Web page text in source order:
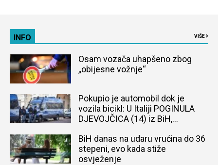
INFO VIŠE
Osam vozača uhapšeno zbog
„obijesne vožnje“
Pokupio je automobil dok je
vozila bicikl: U Italiji POGINULA
DJEVOJČICA (14) iz BiH,
BiH danas na udaru vrućina do 36
stepeni, evo kada stiže
osvježenje